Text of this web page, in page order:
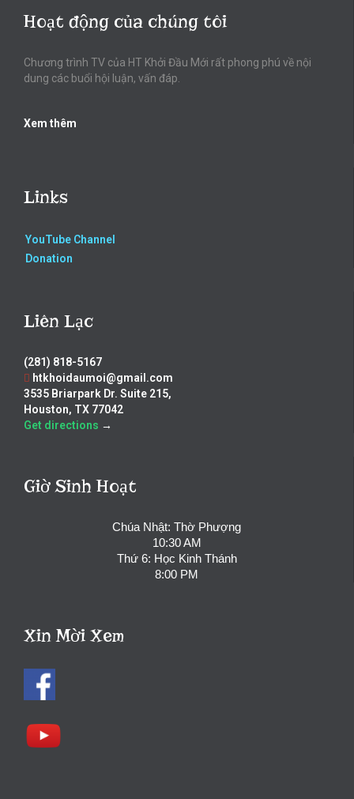
Hoạt động của chúng tôi
Chương trình TV của HT Khởi Đầu Mới rất phong phú về nội
dung các buổi hội luận, vấn đáp.
Xem thêm
Links
YouTube Channel
Donation
Liên Lạc
(281) 818-5167
htkhoidaumoi@gmail.com
3535 Briarpark Dr. Suite 215,
Houston, TX 77042
Get directions →
Giờ Sinh Hoạt
Chúa Nhật: Thờ Phượng
10:30 AM
Thứ 6: Học Kinh Thánh
8:00 PM
Xin Mời Xem